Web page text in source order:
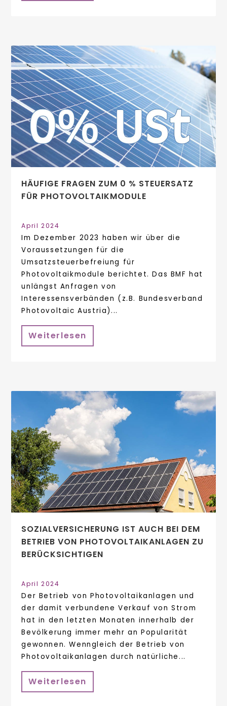
HÄUFIGE FRAGEN ZUM 0 % STEUERSATZ
FÜR PHOTOVOLTAIKMODULE
April 2024
Im Dezember 2023 haben wir über die
Voraussetzungen für die
Umsatzsteuerbefreiung für
Photovoltaikmodule berichtet. Das BMF hat
unlängst Anfragen von
Interessensverbänden (z.B. Bundesverband
Photovoltaic Austria)...
Weiterlesen
SOZIALVERSICHERUNG IST AUCH BEI DEM
BETRIEB VON PHOTOVOLTAIKANLAGEN ZU
BERÜCKSICHTIGEN
April 2024
Der Betrieb von Photovoltaikanlagen und
der damit verbundene Verkauf von Strom
hat in den letzten Monaten innerhalb der
Bevölkerung immer mehr an Popularität
gewonnen. Wenngleich der Betrieb von
Photovoltaikanlagen durch natürliche...
Weiterlesen